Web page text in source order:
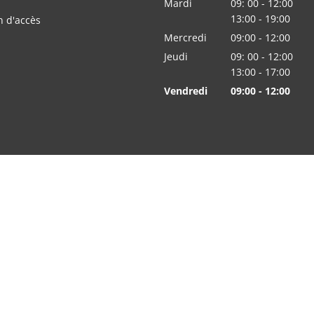
d'accès
Mardi 09: 00 - 12:00
De 09:00 à 12:00
13:00 - 19:00
De 13:00 à 19:00
Mercredi 09:00 - 12:00
heures De 09:00
Jeudi 09: 00 - 12:00
De 09:00 à 12:00
13:00 - 17:00
De 13:00 à 17:00
Vendredi 09:00 - 12:00